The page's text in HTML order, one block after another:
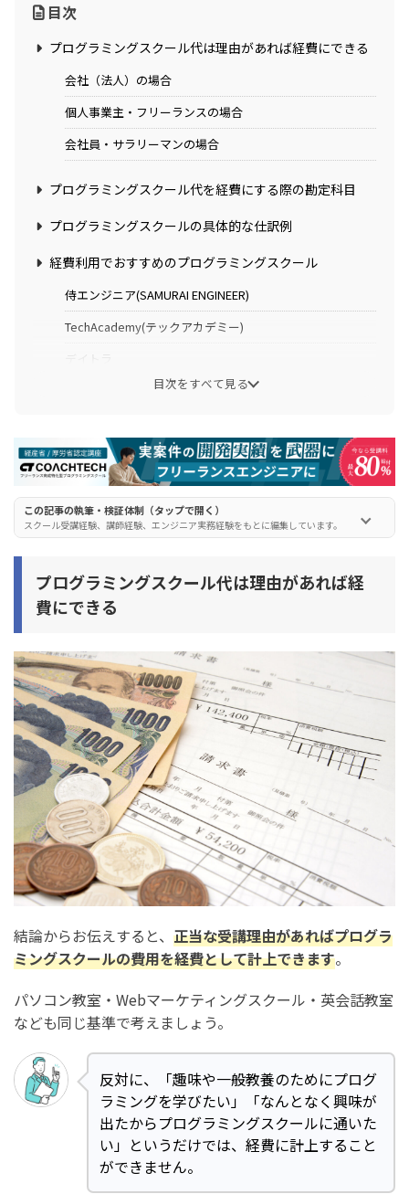
目次
プログラミングスクール代は理由があれば経費にできる
会社（法人）の場合
個人事業主・フリーランスの場合
会社員・サラリーマンの場合
プログラミングスクール代を経費にする際の勘定科目
プログラミングスクールの具体的な仕訳例
経費利用でおすすめのプログラミングスクール
侍エンジニア(SAMURAI ENGINEER)
TechAcademy(テックアカデミー)
注意点1. 勘定科目を統一する
注意点2. 事業に直結することを示す理由を用意する
注意点3. 領収書は保管しておく
プログラミングスクールの料金以外で経費に計上できな
フリーランスのプログラマーにおすすめの会計ソフト
まとめ：プログラミングスクールは経費にできる？【ス
クール代の勘定科目】
目次をすべて見る
この記事の執筆・検証体制（タップで開く）
スクール受講経験、講師経験、エンジニア実務経験をもとに編集しています。
プログラミングスクール代は理由があれば経
費にできる
結論からお伝えすると、 正当な受講理由があればプログラ
ミングスクールの費用を経費として計上できます。
パソコン教室・Webマーケティングスクール・英会話教室
なども同じ基準で考えましょう。
反対に、「趣味や一般教養のためにプログ
ラミングを学びたい」「なんとなく興味が
出たからプログラミングスクールに通いた
い」というだけでは、経費に計上すること
ができません。